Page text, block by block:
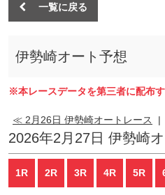
一覧に戻る
伊勢崎オート予想
※本レースデータを第三者に配布す
≪ 2月26日 伊勢崎オートレース |
2026年2月27日 伊勢崎
1R 2R 3R 4R 5R